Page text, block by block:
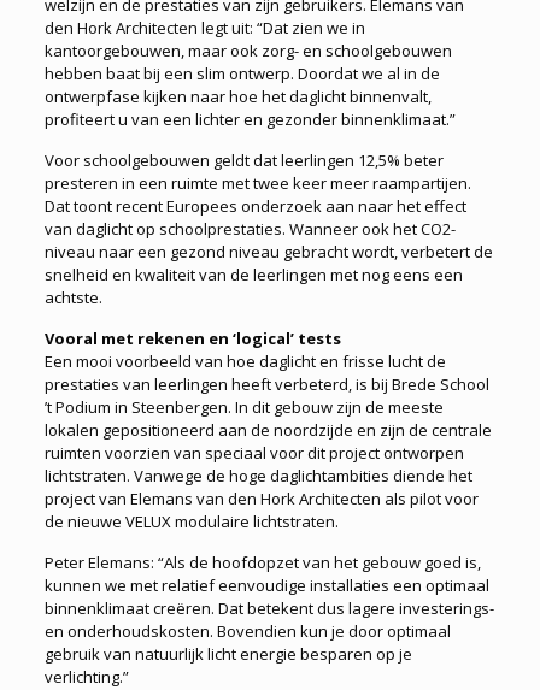
welzijn en de prestaties van zijn gebruikers. Elemans van
den Hork Architecten legt uit: “Dat zien we in
kantoorgebouwen, maar ook zorg- en schoolgebouwen
hebben baat bij een slim ontwerp. Doordat we al in de
ontwerpfase kijken naar hoe het daglicht binnenvalt,
profiteert u van een lichter en gezonder binnenklimaat.”
Voor schoolgebouwen geldt dat leerlingen 12,5% beter
presteren in een ruimte met twee keer meer raampartijen.
Dat toont recent Europees onderzoek aan naar het effect
van daglicht op schoolprestaties. Wanneer ook het CO2-
niveau naar een gezond niveau gebracht wordt, verbetert de
snelheid en kwaliteit van de leerlingen met nog eens een
achtste.
Vooral met rekenen en ‘logical’ tests
Een mooi voorbeeld van hoe daglicht en frisse lucht de
prestaties van leerlingen heeft verbeterd, is bij Brede School
’t Podium in Steenbergen. In dit gebouw zijn de meeste
lokalen gepositioneerd aan de noordzijde en zijn de centrale
ruimten voorzien van speciaal voor dit project ontworpen
lichtstraten. Vanwege de hoge daglichtambities diende het
project van Elemans van den Hork Architecten als pilot voor
de nieuwe VELUX modulaire lichtstraten.
Peter Elemans: “Als de hoofdopzet van het gebouw goed is,
kunnen we met relatief eenvoudige installaties een optimaal
binnenklimaat creëren. Dat betekent dus lagere investerings-
en onderhoudskosten. Bovendien kun je door optimaal
gebruik van natuurlijk licht energie besparen op je
verlichting.”